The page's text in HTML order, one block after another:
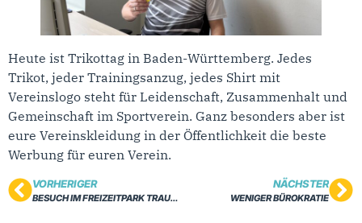
Heute ist Trikottag in Baden-Württemberg. Jedes
Trikot, jeder Trainingsanzug, jedes Shirt mit
Vereinslogo steht für Leidenschaft, Zusammenhalt und
Gemeinschaft im Sportverein. Ganz besonders aber ist
eure Vereinskleidung in der Öffentlichkeit die beste
Werbung für euren Verein.
VORHERIGER
BESUCH IM FREIZEITPARK TRAUMLAND
NÄCHSTER
WENIGER BÜROKRATIE